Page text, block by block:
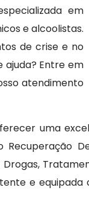
em
e alcoolistas.
de crise e no
Entre em
atendimento
uma
e